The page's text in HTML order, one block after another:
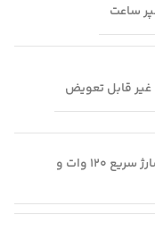
غیر قابل تعویض
پشتیبانی از شارژ سریع 120 وات و